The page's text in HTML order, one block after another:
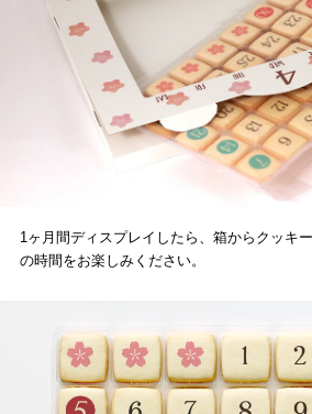
1ヶ月間ディスプレイしたら、箱からクッキ
の時間をお楽しみください。